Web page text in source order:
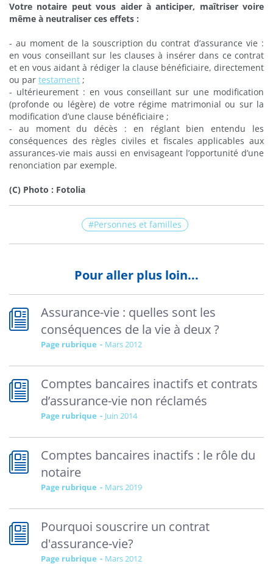
Votre notaire peut vous aider à anticiper, maîtriser voire
même à neutraliser ces effets :
- au moment de la souscription du contrat d’assurance vie :
en vous conseillant sur les clauses à insérer dans ce contrat
et en vous aidant à rédiger la clause bénéficiaire, directement
ou par testament ;
- ultérieurement : en vous conseillant sur une modification
(profonde ou légère) de votre régime matrimonial ou sur la
modification d’une clause bénéficiaire ;
-
au moment du décès : en réglant bien entendu les
conséquences des règles civiles et fiscales applicables aux
assurances-vie mais aussi en envisageant l’opportunité d’une
renonciation par exemple.
(C) Photo : Fotolia
Personnes et familles
Pour aller plus loin...
Assurance-vie : quelles sont les
conséquences de la vie à deux ?
Page rubrique mars 2012
Comptes bancaires inactifs et contrats
d’assurance-vie non réclamés
Page rubrique juin 2014
Comptes bancaires inactifs : le rôle du
notaire
Page rubrique mars 2019
Pourquoi souscrire un contrat
d'assurance-vie?
Page rubrique mars 2012